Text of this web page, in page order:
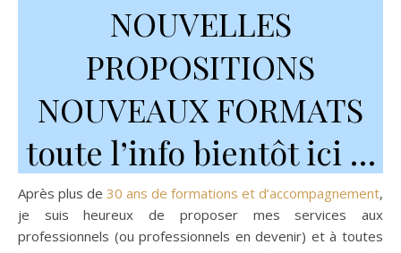
NOUVELLES
PROPOSITIONS
NOUVEAUX FORMATS
toute l’info bientôt ici …
Après plus de 30 ans de formations et d’accompagnement,
je suis heureux de proposer mes services aux
professionnels (ou professionnels en devenir) et à toutes